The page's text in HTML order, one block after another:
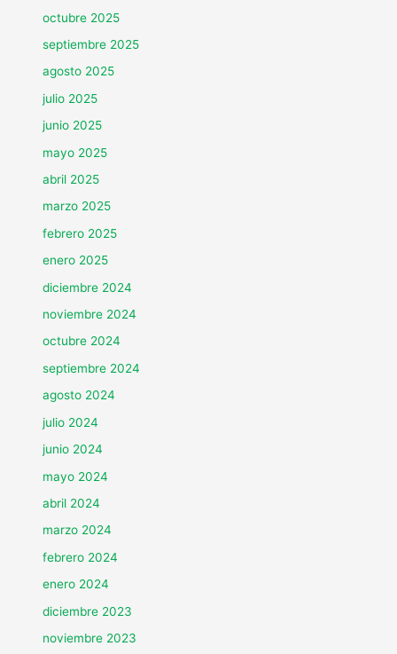
octubre 2025
septiembre 2025
agosto 2025
julio 2025
junio 2025
mayo 2025
abril 2025
marzo 2025
febrero 2025
enero 2025
diciembre 2024
noviembre 2024
octubre 2024
septiembre 2024
agosto 2024
julio 2024
junio 2024
mayo 2024
abril 2024
marzo 2024
febrero 2024
enero 2024
diciembre 2023
noviembre 2023